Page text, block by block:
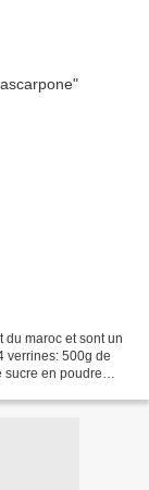
du maroc et sont un
verrines: 500g de
sucre en poudre